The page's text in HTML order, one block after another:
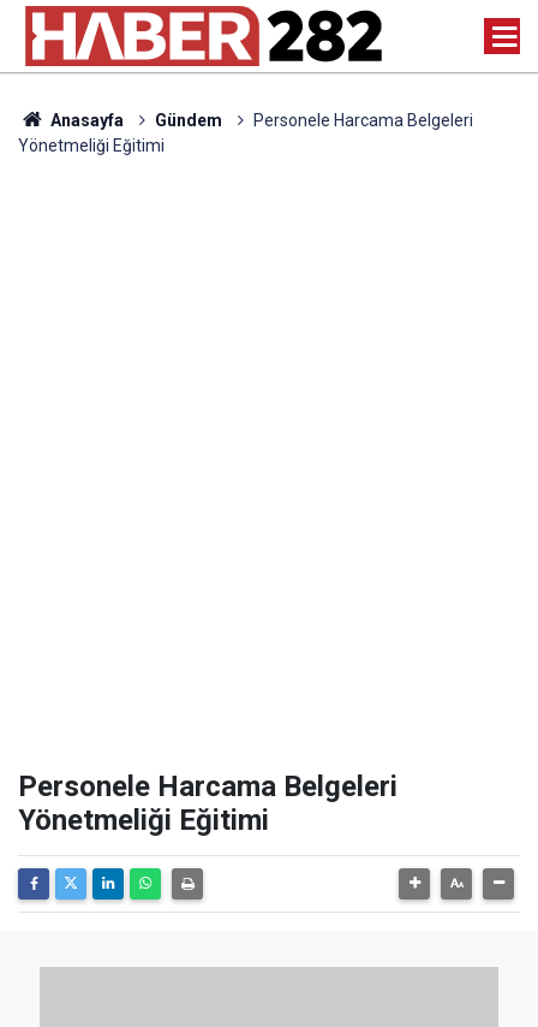
Anasayfa Gündem
Personele Harcama Belgeleri
Yönetmeliği Eğitimi
Personele Harcama Belgeleri
Yönetmeliği Eğitimi